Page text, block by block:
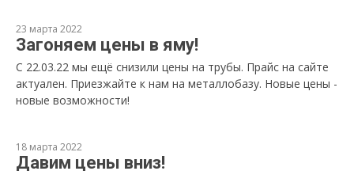
23 марта 2022
Загоняем цены в яму!
С 22.03.22 мы ещё снизили цены на трубы. Прайс на сайте
актуален. Приезжайте к нам на металлобазу. Новые цены -
новые возможности!
18 марта 2022
Давим цены вниз!